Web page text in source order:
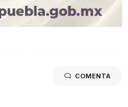
COMENTA